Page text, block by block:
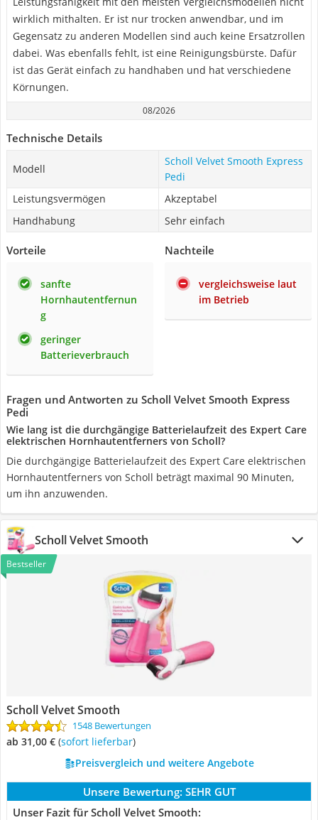
wirklich mithalten. Er ist nur trocken anwendbar, und im
Gegensatz zu anderen Modellen sind auch keine Ersatzrollen
dabei. Was ebenfalls fehlt, ist eine Reinigungsbürste. Dafür
ist das Gerät einfach zu handhaben und hat verschiedene
Körnungen.
08/2026
Technische Details
Modell
Scholl Velvet Smooth Express
Pedi
Leistungsvermögen
Akzeptabel
Handhabung
Sehr einfach
Vorteile
sanfte
Hornhautentfernun
g
geringer
Batterieverbrauch
Nachteile
vergleichsweise laut
im Betrieb
Fragen und Antworten zu Scholl Velvet Smooth Express
Pedi
Wie lang ist die durchgängige Batterielaufzeit des Expert Care
elektrischen Hornhautentferners von Scholl?
Die durchgängige Batterielaufzeit des Expert Care elektrischen
Hornhautentferners von Scholl beträgt maximal 90 Minuten,
um ihn anzuwenden.
Scholl Velvet Smooth
Bestseller
Scholl Velvet Smooth
1548 Bewertungen
ab 31,00 € ( Sofort lieferbar)
Preisvergleich und weitere Angebote
Unsere Bewertung: SEHR GUT
Unser Fazit für Scholl Velvet Smooth: